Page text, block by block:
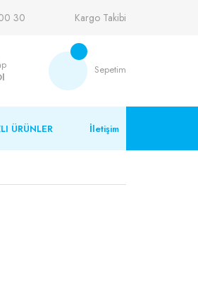
30 Kargo Takibi
Sepetim
ÜRÜNLER İletişim